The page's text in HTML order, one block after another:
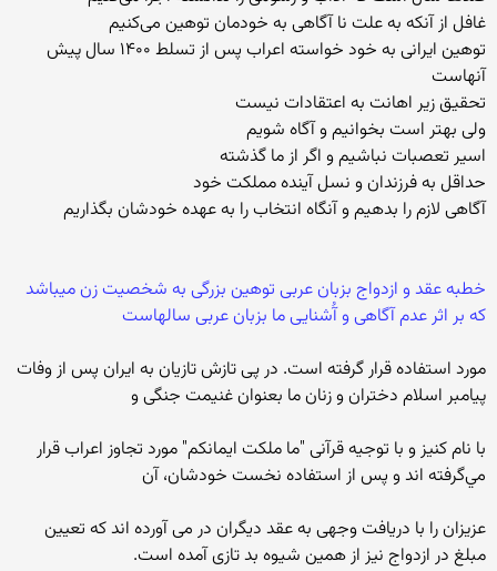
غافل از آنکه به علت نا‌ آگاهی‌ به خودمان توهین می‌کنیم
توهین ایرانی‌ به خود خواسته اعراب پس از تسلط ۱۴۰۰ سال پیش
آنهاست
تحقیق زیر اهانت به اعتقادات نیست
ولی‌ بهتر است بخوانیم و آگاه شویم
اسیر تعصبات نباشیم و اگر از ما گذشته
حداقل به فرزندان و نسل آینده مملکت خود
آگاهی‌ لازم را بدهیم و آنگاه انتخاب را به عهده خودشان بگذاریم
خطبه عقد و ازدواج بزبان عربی توهين بزرگی به شخصيت زن ميباشد
که بر اثر عدم آگاهی و آُشنايی ما بزبان عربی سالهاست
مورد استفاده قرار گرفته است. در پی تازش تازيان به ايران پس از وفات
پيامبر اسلام دختران و زنان ما بعنوان غنيمت جنگی و
با نام کنيز و با توجيه قرآنی "ما ملکت ايمانکم" مورد تجاوز اعراب قرار
مي‌گرفته اند و پس از استفاده نخست خودشان، آن
عزيزان را با دريافت وجهی به عقد ديگران در می آورده اند که تعيين
مبلغ در ازدواج نيز از همين شيوه بد تازی آمده است.